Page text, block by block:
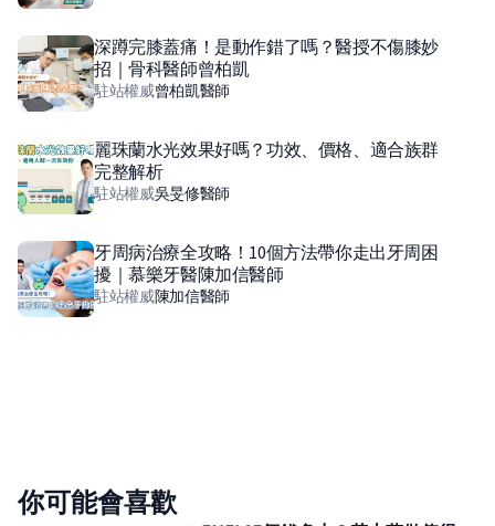
深蹲完膝蓋痛！是動作錯了嗎？醫授不傷膝妙
招｜骨科醫師曾柏凱
駐站權威曾柏凱醫師
麗珠蘭水光效果好嗎？功效、價格、適合族群
完整解析
駐站權威吳旻修醫師
牙周病治療全攻略！10個方法帶你走出牙周困
擾｜慕樂牙醫陳加信醫師
駐站權威陳加信醫師
你可能會喜歡